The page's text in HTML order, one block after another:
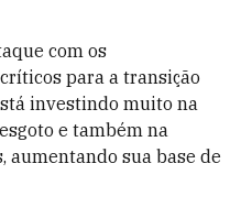
com os
para a transição
investindo muito na
e também na
aumentando sua base de